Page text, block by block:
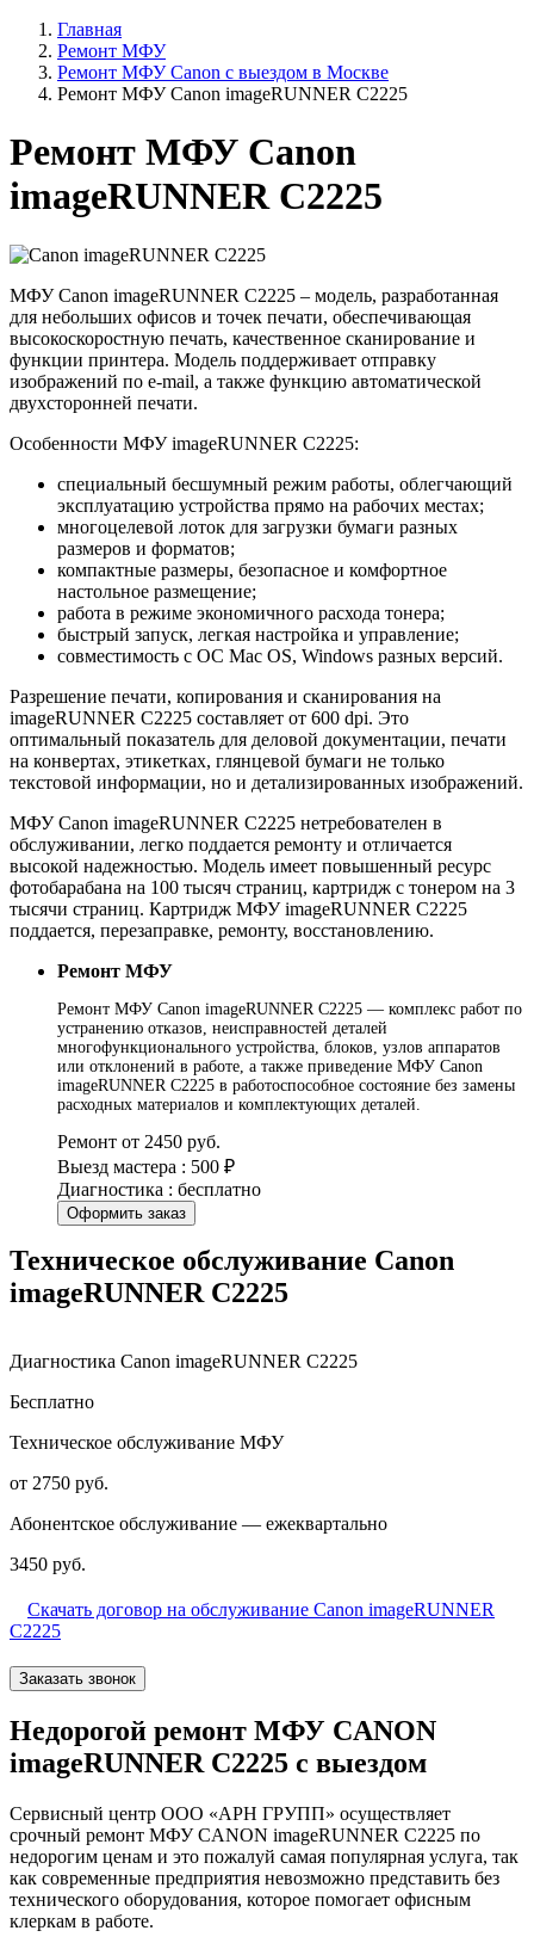
Главная
Ремонт МФУ
Ремонт МФУ Canon с выездом в Москве
Ремонт МФУ Canon imageRUNNER C2225
Ремонт МФУ Canon
imageRUNNER C2225
МФУ Canon imageRUNNER C2225 – модель, разработанная
для небольших офисов и точек печати, обеспечивающая
высокоскоростную печать, качественное сканирование и
функции принтера. Модель поддерживает отправку
изображений по e-mail, а также функцию автоматической
двухсторонней печати.
Особенности МФУ imageRUNNER C2225:
специальный бесшумный режим работы, облегчающий
эксплуатацию устройства прямо на рабочих местах;
многоцелевой лоток для загрузки бумаги разных
размеров и форматов;
компактные размеры, безопасное и комфортное
настольное размещение;
работа в режиме экономичного расхода тонера;
быстрый запуск, легкая настройка и управление;
совместимость с ОС Mac OS, Windows разных версий.
Разрешение печати, копирования и сканирования на
imageRUNNER C2225 составляет от 600 dpi. Это
оптимальный показатель для деловой документации, печати
на конвертах, этикетках, глянцевой бумаги не только
текстовой информации, но и детализированных изображений.
МФУ Canon imageRUNNER C2225 нетребователен в
обслуживании, легко поддается ремонту и отличается
высокой надежностью. Модель имеет повышенный ресурс
фотобарабана на 100 тысяч страниц, картридж с тонером на 3
тысячи страниц. Картридж МФУ imageRUNNER C2225
поддается, перезаправке, ремонту, восстановлению.
Ремонт МФУ
Ремонт МФУ Canon imageRUNNER C2225 — комплекс работ по
устранению отказов, неисправностей деталей
многофункционального устройства, блоков, узлов аппаратов
или отклонений в работе, а также приведение МФУ Canon
imageRUNNER C2225 в работоспособное состояние без замены
расходных материалов и комплектующих деталей.
Ремонт от 2450 руб.
Выезд мастера : 500 ₽
Диагностика : бесплатно
Оформить заказ
Техническое обслуживание Canon
imageRUNNER C2225
Диагностика Canon imageRUNNER C2225
Бесплатно
Техническое обслуживание МФУ
от 2750 руб.
Абонентское обслуживание — ежеквартально
3450 руб.
Скачать договор на обслуживание Canon imageRUNNER
C2225
Заказать звонок
Недорогой ремонт МФУ CANON
imageRUNNER C2225 с выездом
Сервисный центр ООО «АРН ГРУПП» осуществляет
срочный ремонт МФУ CANON imageRUNNER C2225 по
недорогим ценам и это пожалуй самая популярная услуга, так
как современные предприятия невозможно представить без
технического оборудования, которое помогает офисным
клеркам в работе.